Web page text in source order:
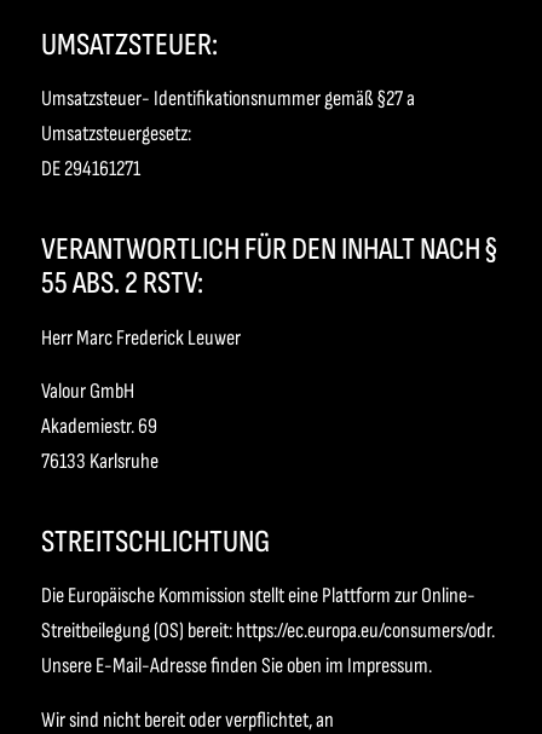
UMSATZSTEUER:
Umsatzsteuer- Identifikationsnummer gemäß §27 a
Umsatzsteuergesetz:
DE 294161271
VERANTWORTLICH FÜR DEN INHALT NACH §
55 ABS. 2 RSTV:
Herr Marc Frederick Leuwer
Valour GmbH
Akademiestr. 69
76133 Karlsruhe
STREITSCHLICHTUNG
Die Europäische Kommission stellt eine Plattform zur Online-
Streitbeilegung (OS) bereit:https://ec.europa.eu/consumers/odr.
Unsere E-Mail-Adresse finden Sie oben im Impressum.
Wir sind nicht bereit oder verpflichtet, an